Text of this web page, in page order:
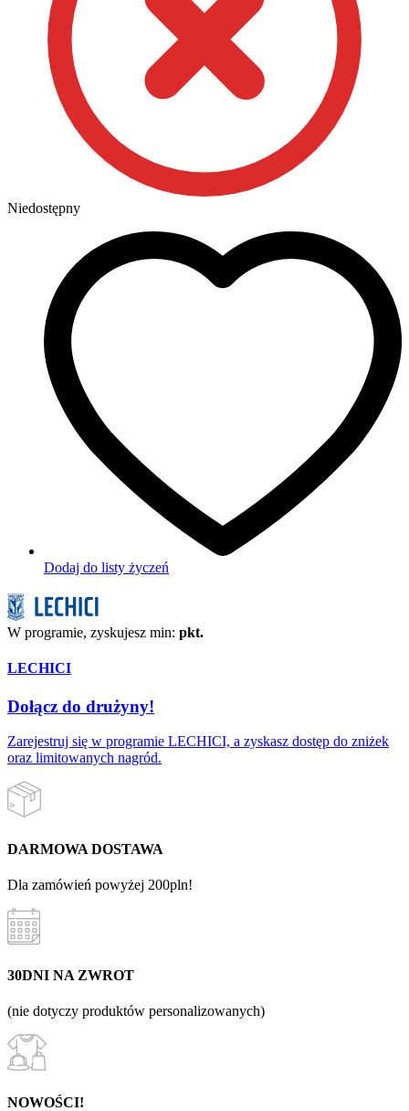
Niedostępny
Dodaj do listy życzeń
W programie, zyskujesz min: pkt.
LECHICI
Dołącz do drużyny!
Zarejestruj się w programie LECHICI, a zyskasz dostęp do zniżek
oraz limitowanych nagród.
DARMOWA DOSTAWA
Dla zamówień powyżej 200pln!
30DNI NA ZWROT
(nie dotyczy produktów personalizowanych)
NOWOŚCI!